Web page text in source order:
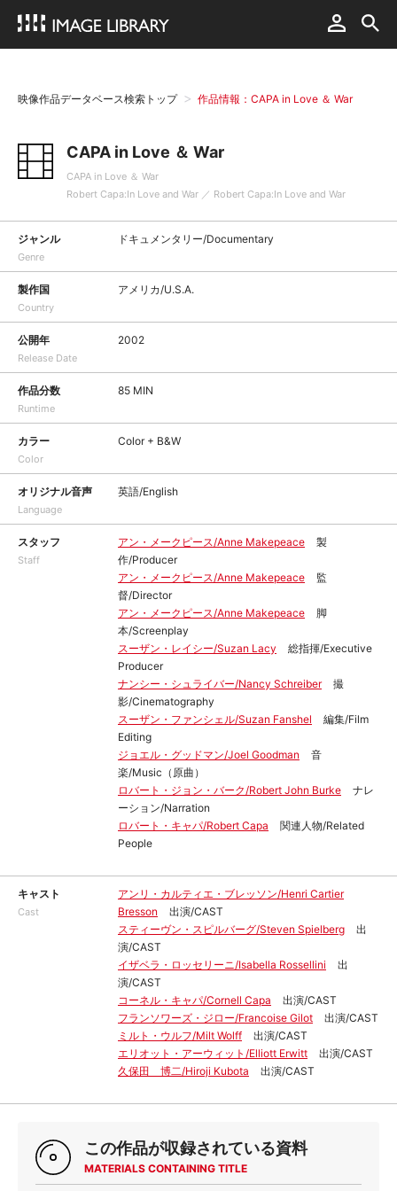
映像作品データベース検索トップ 作品情報：CAPA in Love ＆ War
CAPA in Love ＆ War
CAPA in Love ＆ War
Robert Capa:In Love and War ／ Robert Capa:In Love and War
ジャンル
Genre
ドキュメンタリー/Documentary
製作国
Country
アメリカ/U.S.A.
公開年
Release Date
2002
作品分数
Runtime
85 MIN
カラー
Color
Color + B&W
オリジナル音声
Language
英語/English
スタッフ
Staff
アン・メークピース/Anne Makepeace
製
作/Producer
アン・メークピース/Anne Makepeace
監
督/Director
アン・メークピース/Anne Makepeace
脚
本/Screenplay
スーザン・レイシー/Suzan Lacy
総指揮/Executive
Producer
ナンシー・シュライバー/Nancy Schreiber
撮
影/Cinematography
スーザン・ファンシェル/Suzan Fanshel
編集/Film
Editing
ジョエル・グッドマン/Joel Goodman
音
楽/Music（原曲）
ロバート・ジョン・バーク/Robert John Burke
ナレ
ーション/Narration
ロバート・キャパ/Robert Capa
関連人物/Related
People
キャスト
Cast
アンリ・カルティエ・ブレッソン/Henri Cartier
Bresson
出演/CAST
スティーヴン・スピルバーグ/Steven Spielberg
出
演/CAST
イザベラ・ロッセリーニ/Isabella Rossellini
出
演/CAST
コーネル・キャパ/Cornell Capa
出演/CAST
フランソワーズ・ジロー/Francoise Gilot
出演/CAST
ミルト・ウルフ/Milt Wolff
出演/CAST
エリオット・アーウィット/Elliott Erwitt
出演/CAST
久保田 博二/Hiroji Kubota
出演/CAST
この作品が収録されている資料
MATERIALS CONTAINING TITLE